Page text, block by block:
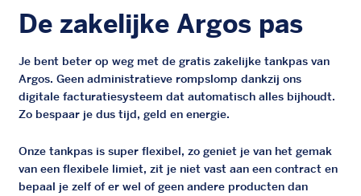
De zakelijke Argos pas
Je bent beter op weg met de gratis zakelijke tankpas van
Argos. Geen administratieve rompslomp dankzij ons
digitale facturatiesysteem dat automatisch alles bijhoudt.
Zo bespaar je dus tijd, geld en energie.
Onze tankpas is super flexibel, zo geniet je van het gemak
van een flexibele limiet, zit je niet vast aan een contract en
bepaal je zelf of er wel of geen andere producten dan